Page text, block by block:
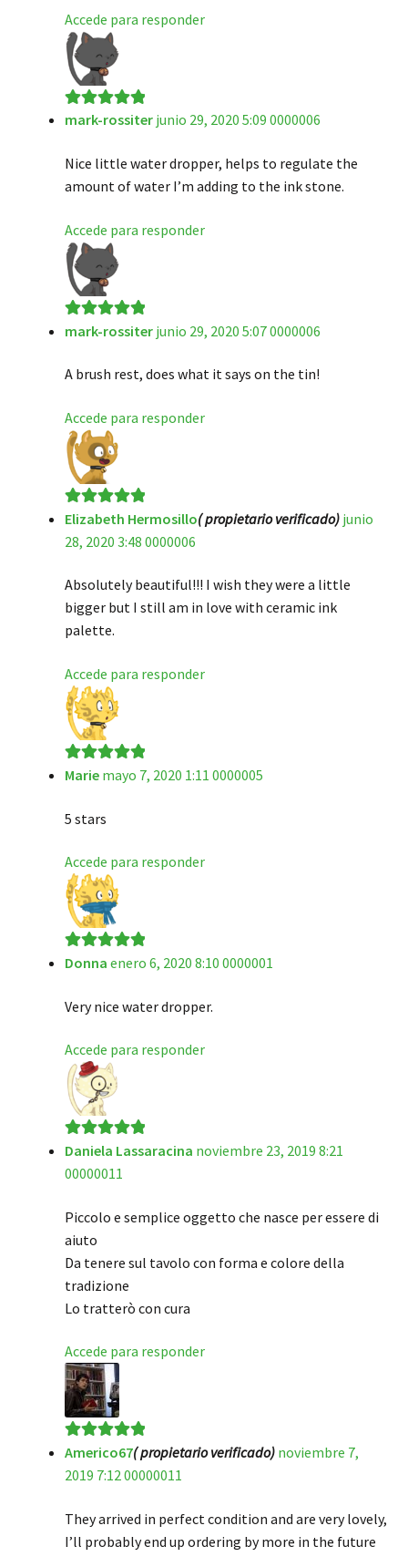
Accede para responder
Valorado en5
mark-rossiter junio 29, 2020 5:09 0000006
Nice little water dropper, helps to regulate the
amount of water I’m adding to the ink stone.
Accede para responder
Valorado en5
mark-rossiter junio 29, 2020 5:07 0000006
A brush rest, does what it says on the tin!
Accede para responder
Valorado en5
de 5
Elizabeth Hermosillo( propietario verificado) junio
28, 2020 3:48 0000006
Absolutely beautiful!!! I wish they were a little
bigger but I still am in love with ceramic ink
palette.
Accede para responder
Valorado en 5
Marie mayo 7, 2020 1:11 0000005
5 stars
Accede para responder
Valorado en5
Donna enero 6, 2020 8:10 0000001
Very nice water dropper.
Accede para responder
Valorado en5
de 5
Daniela Lassaracina noviembre 23, 2019 8:21
00000011
Piccolo e semplice oggetto che nasce per essere di
aiuto
Da tenere sul tavolo con forma e colore della
tradizione
Lo tratterò con cura
Accede para responder
Valorado en5
de 5
Americo67( propietario verificado) noviembre 7,
2019 7:12 00000011
They arrived in perfect condition and are very lovely,
I’ll probably end up ordering by more in the future